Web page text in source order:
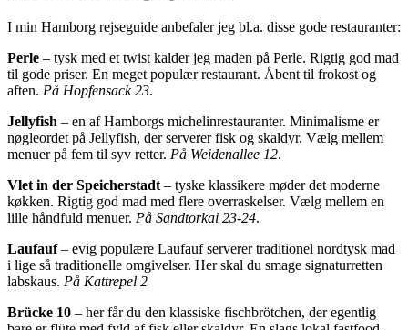
I min Hamborg rejseguide anbefaler jeg bl.a. disse gode restauranter:
Perle – tysk med et twist kalder jeg maden på Perle. Rigtig god mad
til gode priser. En meget populær restaurant. Åbent til frokost og
aften. På Hopfensack 23.
Jellyfish – en af Hamborgs michelinrestauranter. Minimalisme er
nøgleordet på Jellyfish, der serverer fisk og skaldyr. Vælg mellem
menuer på fem til syv retter. På Weidenallee 12.
Vlet in der Speicherstadt – tyske klassikere møder det moderne
køkken. Rigtig god mad med flere overraskelser. Vælg mellem en
lille håndfuld menuer. På Sandtorkai 23-24.
Laufauf– evig populære Laufauf serverer traditionel nordtysk mad
i lige så traditionelle omgivelser. Her skal du smage signaturretten
labskaus. På Kattrepel 2
Brücke 10 – her får du den klassiske fischbrötchen, der egentlig